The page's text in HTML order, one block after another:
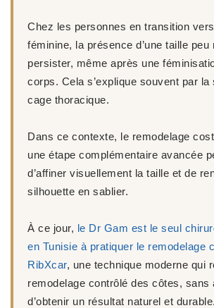
Chez les personnes en transition
féminine, la présence d’une taille peu
persister, même après une
corps. Cela s’explique souvent par la
cage thoracique.
Dans ce contexte, le remodelage
une étape complémentaire avancée
d’affiner visuellement la taille et de
silhouette en sablier.
À ce jour, le Dr Gam est le seul
en Tunisie à pratiquer le remodelage
RibXcar, une technique moderne qui
remodelage contrôlé des côtes, sans
d’obtenir un résultat naturel et durable.